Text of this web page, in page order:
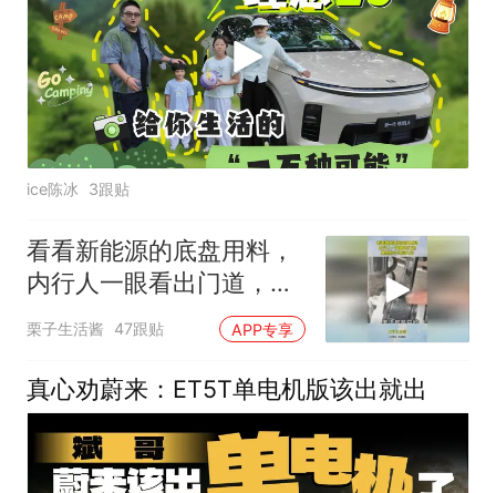
ice陈冰 3跟贴
看看新能源的底盘用料，
内行人一眼看出门道，典
型的小马拉大车！
栗子生活酱 47跟贴 APP专享
真心劝蔚来：ET5T单电机版该出就出